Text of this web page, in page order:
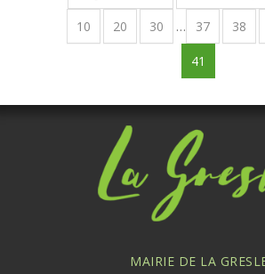
10 20 30 … 37 38
41
MAIRIE DE LA